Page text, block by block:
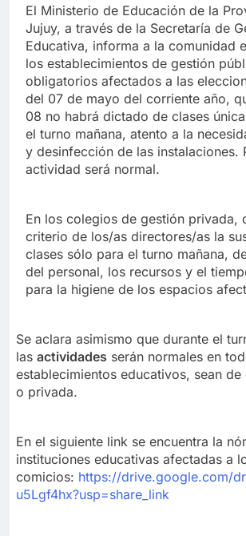
El Ministerio de Educación de la
Jujuy, a través de la Secretaría de
Educativa, informa a la comunidad
los establecimientos de gestión
obligatorios afectados a las
del 07 de mayo del corriente año,
08 no habrá dictado de clases
el turno mañana, atento a la
y desinfección de las instalaciones.
actividad será normal.
En los colegios de gestión privada,
criterio de los/as directores/as la
clases sólo para el turno mañana,
del personal, los recursos y el
para la higiene de los espacios
Se aclara asimismo que durante el
las actividades serán normales en
establecimientos educativos, sean
o privada.
En el siguiente link se encuentra la
instituciones educativas afectadas a
comicios: https://drive.google.com/
u5Lgf4hx?usp=share_link